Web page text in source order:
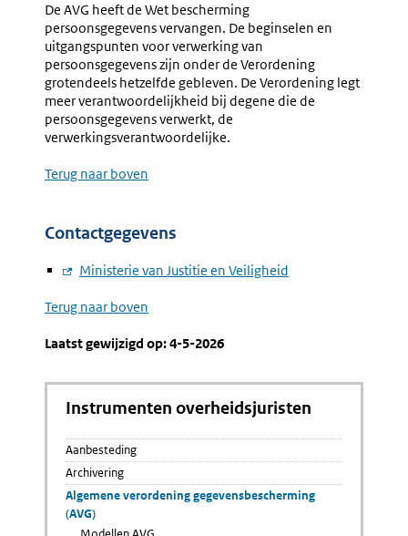
De AVG heeft de Wet bescherming
persoonsgegevens vervangen. De beginselen en
uitgangspunten voor verwerking van
persoonsgegevens zijn onder de Verordening
grotendeels hetzelfde gebleven. De Verordening legt
meer verantwoordelijkheid bij degene die de
persoonsgegevens verwerkt, de
verwerkingsverantwoordelijke.
Terug naar boven
Contactgegevens
Externe
Ministerie van Justitie en Veiligheid
Terug naar boven
Laatst gewijzigd op: 4-5-2026
Instrumenten overheidsjuristen
Aanbesteding
Archivering
Algemene verordening gegevensbescherming
(AVG)